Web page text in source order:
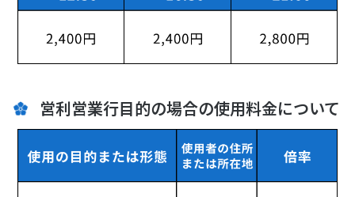
営利営業行目的の場合の使用料金について